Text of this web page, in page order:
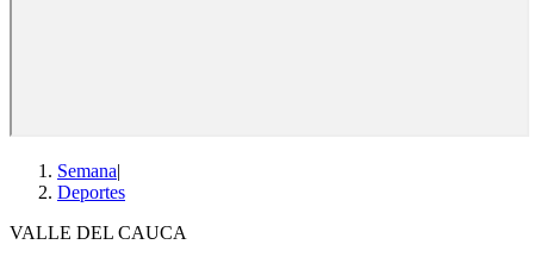
Semana|
Deportes
VALLE DEL CAUCA